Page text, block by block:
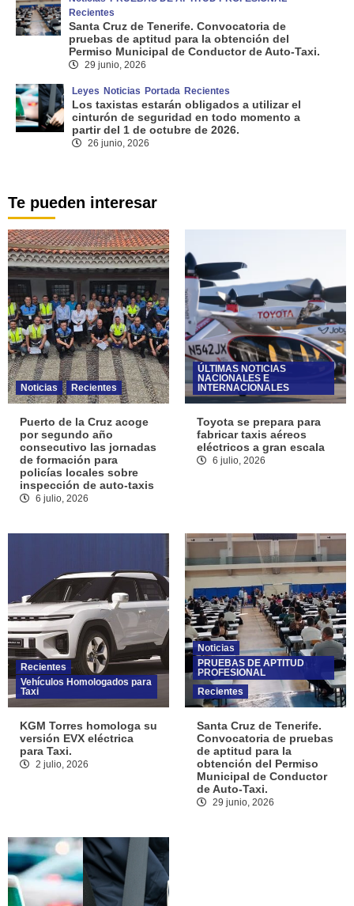
Recientes
Santa Cruz de Tenerife. Convocatoria de
pruebas de aptitud para la obtención del
Permiso Municipal de Conductor de Auto-Taxi.
29 junio, 2026
Leyes Noticias Portada Recientes
Los taxistas estarán obligados a utilizar el
cinturón de seguridad en todo momento a
partir del 1 de octubre de 2026.
26 junio, 2026
Te pueden interesar
Noticias Recientes
Puerto de la Cruz acoge
por segundo año
consecutivo las jornadas
de formación para
policías locales sobre
inspección de auto-taxis
6 julio, 2026
ÚLTIMAS NOTICIAS
NACIONALES E
INTERNACIONALES
Toyota se prepara para
fabricar taxis aéreos
eléctricos a gran escala
6 julio, 2026
Recientes
Vehículos Homologados para
Taxi
KGM Torres homologa su
versión EVX eléctrica
para Taxi.
2 julio, 2026
Noticias
PRUEBAS DE APTITUD
PROFESIONAL
Recientes
Santa Cruz de Tenerife.
Convocatoria de pruebas
de aptitud para la
obtención del Permiso
Municipal de Conductor
de Auto-Taxi.
29 junio, 2026